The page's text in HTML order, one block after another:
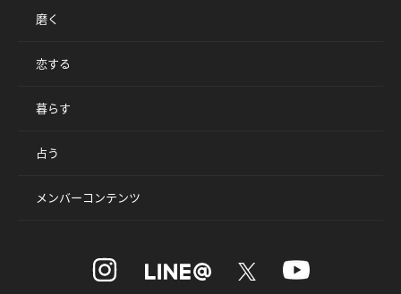
磨く
恋する
暮らす
占う
メンバーコンテンツ